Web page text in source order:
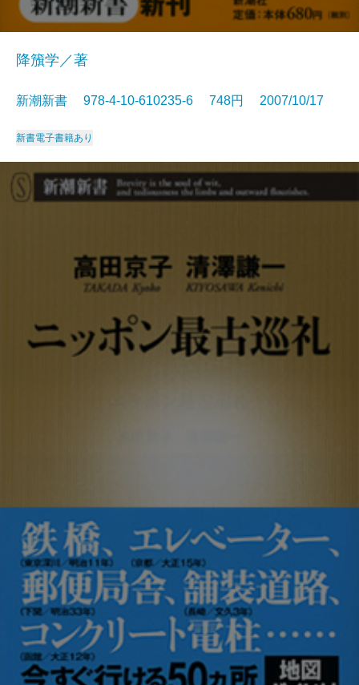
降籏学／著
新潮新書 978-4-10-610235-6 748円 2007/10/17
新書電子書籍あり